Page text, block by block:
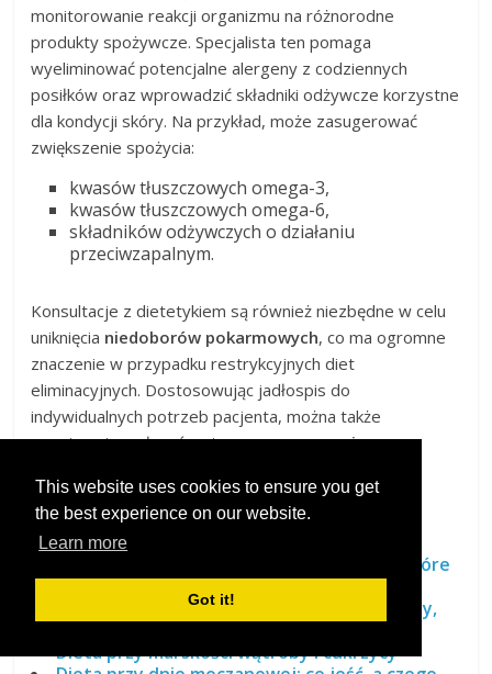
This website uses cookies to ensure you get
the best experience on our website.
Learn more
Got it!
monitorowanie reakcji organizmu na różnorodne
produkty spożywcze. Specjalista ten pomaga
wyeliminować potencjalne alergeny z codziennych
posiłków oraz wprowadzić składniki odżywcze korzystne
dla kondycji skóry. Na przykład, może zasugerować
zwiększenie spożycia:
kwasów tłuszczowych omega-3,
kwasów tłuszczowych omega-6,
składników odżywczych o działaniu
przeciwzapalnym.
Konsultacje z dietetykiem są również niezbędne w celu
uniknięcia niedoborów pokarmowych, co ma ogromne
znaczenie w przypadku restrykcyjnych diet
eliminacyjnych. Dostosowując jadłospis do
indywidualnych potrzeb pacjenta, można także
pozytywnie wpłynąć na jegosamopoczucie
zdrowia.
Może Cię zainteresować
Dieta przy cerze naczynkowej: składniki, które
pomogą skórze
Dieta przy niedoczynności tarczycy – zasady,
Dieta przy marskości wątroby i cukrzycy